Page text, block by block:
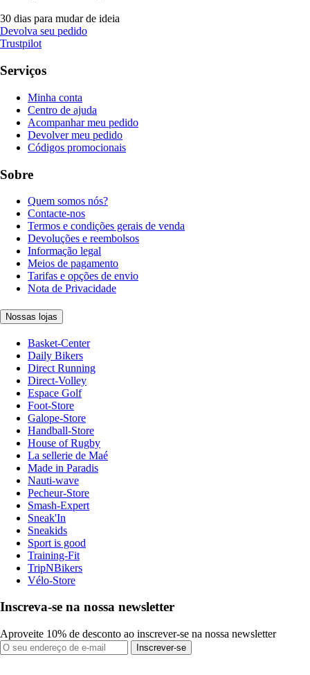
30 dias para mudar de ideia
Devolva seu pedido
Trustpilot
Serviços
Minha conta
Centro de ajuda
Acompanhar meu pedido
Devolver meu pedido
Códigos promocionais
Sobre
Quem somos nós?
Contacte-nos
Termos e condições gerais de venda
Devoluções e reembolsos
Informação legal
Meios de pagamento
Tarifas e opções de envio
Nota de Privacidade
Nossas lojas
Basket-Center
Daily Bikers
Direct Running
Direct-Volley
Espace Golf
Foot-Store
Galope-Store
Handball-Store
House of Rugby
La sellerie de Maé
Made in Paradis
Nauti-wave
Pecheur-Store
Smash-Expert
Sneak'In
Sneakids
Sport is good
Training-Fit
TripNBikers
Vélo-Store
Inscreva-se na nossa newsletter
Aproveite 10% de desconto ao inscrever-se na nossa newsletter
Inscrever-se